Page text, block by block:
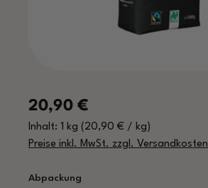
Regulärer Preis:
20,90 €
Inhalt: 1 kg (20,90 € / kg)
Preise inkl. MwSt. zzgl. Versandkosten
Abpackung